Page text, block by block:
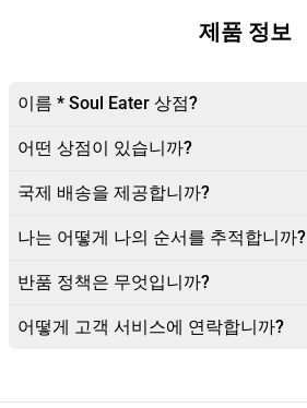
제품 정보
이름 * Soul Eater 상점?
어떤 상점이 있습니까?
국제 배송을 제공합니까?
나는 어떻게 나의 순서를 추적합니까?
반품 정책은 무엇입니까?
어떻게 고객 서비스에 연락합니까?